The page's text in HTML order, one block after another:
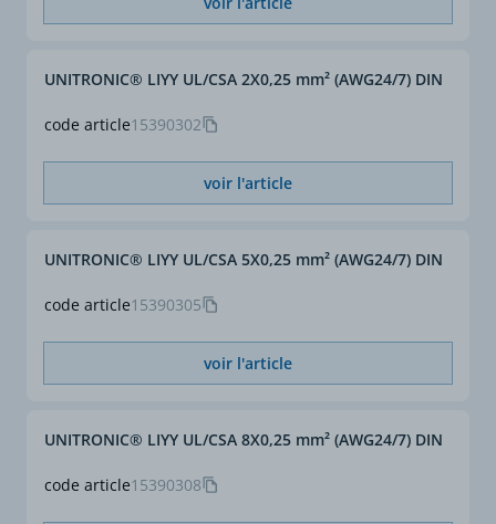
code article15390302
UNITRONIC® LIYY UL/CSA 2X0,25 mm² (AWG24/7) DIN
voir l'article
code article15390305
UNITRONIC® LIYY UL/CSA 5X0,25 mm² (AWG24/7) DIN
voir l'article
code article15390308
UNITRONIC® LIYY UL/CSA 8X0,25 mm² (AWG24/7) DIN